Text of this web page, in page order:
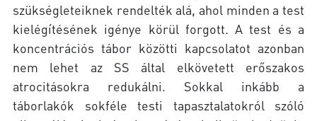
szükségleteiknek rendelték alá, ahol minden a test
kielégítésének igénye körül forgott. A test és a
koncentrációs tábor közötti kapcsolatot azonban
nem lehet az SS által elkövetett erőszakos
atrocitásokra redukálni. Sokkal inkább a
táborlakók sokféle testi tapasztalatokról szóló